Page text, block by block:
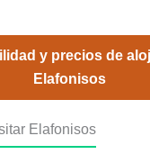
y precios de
Elafonisos
Elafonisos